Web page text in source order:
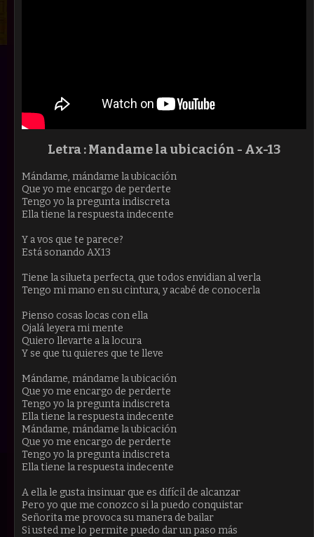
Letra : Mandame la ubicación - Ax-13
Mándame, mándame la ubicación
Que yo me encargo de perderte
Tengo yo la pregunta indiscreta
Ella tiene la respuesta indecente
Y a vos que te parece?
Está sonando AX13
Tiene la silueta perfecta, que todos envidian al verla
Tengo mi mano en su cintura, y acabé de conocerla
Pienso cosas locas con ella
Ojalá leyera mi mente
Quiero llevarte a la locura
Y se que tu quieres que te lleve
Mándame, mándame la ubicación
Que yo me encargo de perderte
Tengo yo la pregunta indiscreta
Ella tiene la respuesta indecente
Mándame, mándame la ubicación
Que yo me encargo de perderte
Tengo yo la pregunta indiscreta
Ella tiene la respuesta indecente
A ella le gusta insinuar que es difícil de alcanzar
Pero yo que me conozco si la puedo conquistar
Señorita me provoca su manera de bailar
Si usted me lo permite puedo dar un paso más